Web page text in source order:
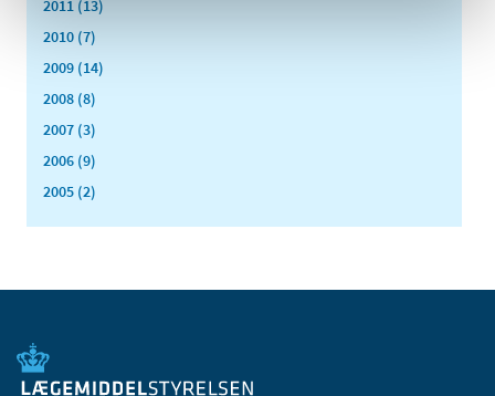
2011 (13)
2010 (7)
2009 (14)
2008 (8)
2007 (3)
2006 (9)
2005 (2)